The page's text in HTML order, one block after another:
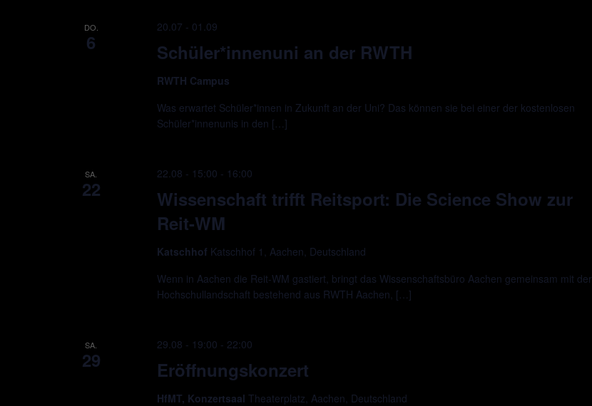
DO.
6 Schüler*innenuni an der RWTH
20.07 - 01.09
RWTH Campus
Was erwartet Schüler*innen in Zukunft an der Uni? Das können sie bei einer der kostenlosen
Schüler*innenunis in den […]
SA.
22
Wissenschaft trifft Reitsport: Die Science Show zur
Reit-WM
22.08 - 15:00 - 16:00
Katschhof Katschhof 1, Aachen, Deutschland
Wenn in Aachen die Reit-WM gastiert, bringt das Wissenschaftsbüro Aachen gemeinsam mit der
Hochschullandschaft bestehend aus RWTH Aachen, […]
SA.
29 Eröffnungskonzert
29.08 - 19:00 - 22:00
HfMT, Konzertsaal Theaterplatz, Aachen, Deutschland